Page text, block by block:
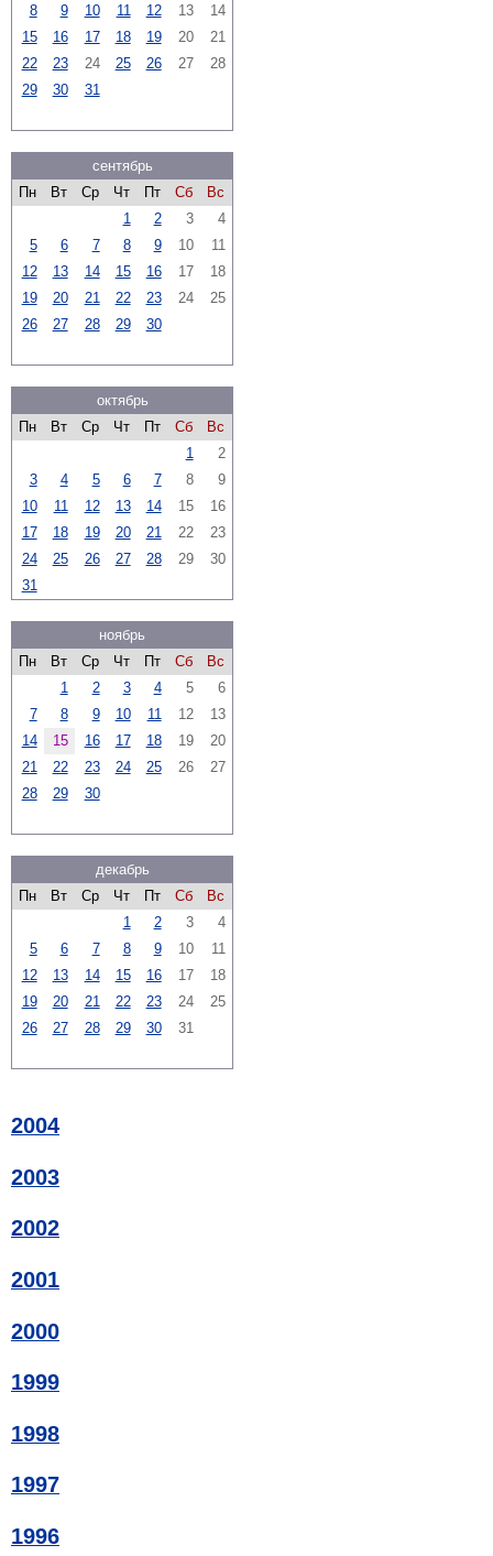
8
9 10 11 12 13
14
15
16 17 18 19 20
21
22
23 24 25 26 27
28
29
30 31
сентябрь
Пн
Вт Ср Чт Пт Сб
Вс
1
2 3
4
5
6 7 8 9 10
11
12
13 14 15 16 17
18
19
20 21 22 23 24
25
26
27 28 29 30
октябрь
Пн
Вт Ср Чт Пт Сб
Вс
1
2
3
4 5 6 7 8
9
10
11 12 13 14 15
16
17
18 19 20 21 22
23
24
25 26 27 28 29
30
31
ноябрь
Пн
Вт Ср Чт Пт Сб
Вс
1
2 3 4 5
6
7
8 9 10 11 12
13
14
15 16 17 18 19
20
21
22 23 24 25 26
27
28
29 30
декабрь
Пн
Вт Ср Чт Пт Сб
Вс
1
2 3
4
5
6 7 8 9 10
11
12
13 14 15 16 17
18
19
20 21 22 23 24
25
26
27 28 29 30 31
2004
2003
2002
2001
2000
1999
1998
1997
1996